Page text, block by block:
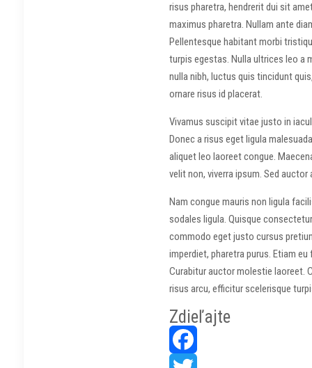
risus pharetra, hendrerit dui sit
maximus pharetra. Nullam ante
Pellentesque habitant morbi
turpis egestas. Nulla ultrices leo a
nulla nibh, luctus quis tincidunt
ornare risus id placerat.
Vivamus suscipit vitae justo in
Donec a risus eget ligula
aliquet leo laoreet congue.
velit non, viverra ipsum. Sed
Nam congue mauris non ligula
sodales ligula. Quisque
commodo eget justo cursus
imperdiet, pharetra purus. Etiam
Curabitur auctor molestie laoreet.
risus arcu, efficitur scelerisque
Zdieľajte